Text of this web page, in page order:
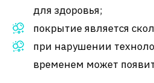
для здоровья;
покрытие является
при нарушении
временем может